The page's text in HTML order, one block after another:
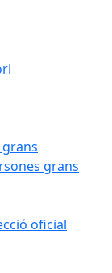
grans
oficial